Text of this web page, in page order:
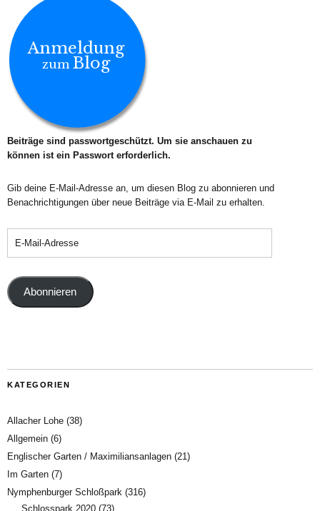
Anmeldung
zum Blog
Beiträge sind passwortgeschützt. Um sie anschauen zu
können ist ein Passwort erforderlich.
Gib deine E-Mail-Adresse an, um diesen Blog zu abonnieren und
Benachrichtigungen über neue Beiträge via E-Mail zu erhalten.
Abonnieren
KATEGORIEN
Allacher Lohe (38)
Allgemein (6)
Englischer Garten / Maximiliansanlagen (21)
Im Garten (7)
Nymphenburger Schloßpark (316)
Schlosspark 2020 (73)